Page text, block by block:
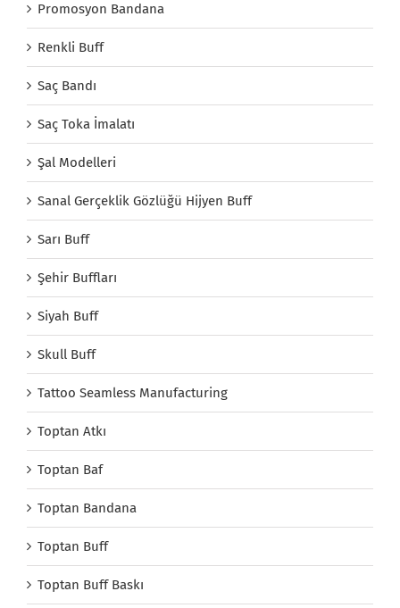
Promosyon Bandana
Renkli Buff
Saç Bandı
Saç Toka İmalatı
Şal Modelleri
Sanal Gerçeklik Gözlüğü Hijyen Buff
Sarı Buff
Şehir Buffları
Siyah Buff
Skull Buff
Tattoo Seamless Manufacturing
Toptan Atkı
Toptan Baf
Toptan Bandana
Toptan Buff
Toptan Buff Baskı